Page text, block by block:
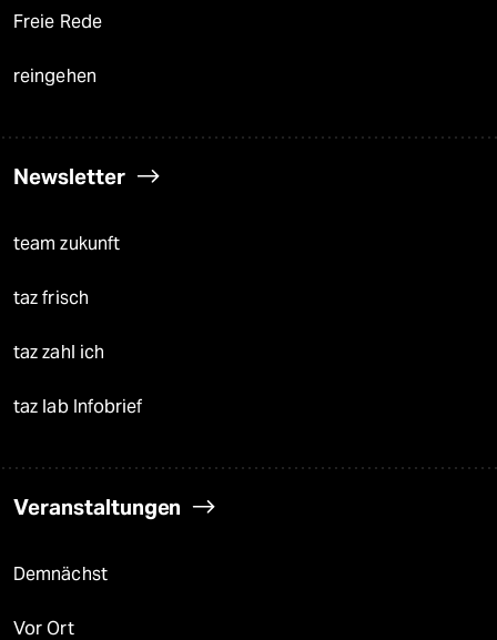
Freie Rede
reingehen
Newsletter
team zukunft
taz frisch
taz zahl ich
taz lab Infobrief
Veranstaltungen
Demnächst
Vor Ort